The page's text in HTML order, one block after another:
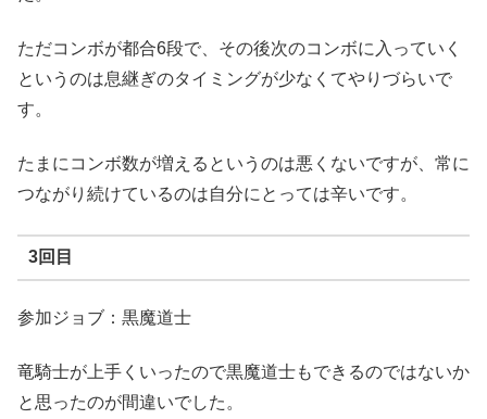
ただコンボが都合6段で、その後次のコンボに入っていく
というのは息継ぎのタイミングが少なくてやりづらいで
す。
たまにコンボ数が増えるというのは悪くないですが、常に
つながり続けているのは自分にとっては辛いです。
3回目
参加ジョブ：黒魔道士
竜騎士が上手くいったので黒魔道士もできるのではないか
と思ったのが間違いでした。